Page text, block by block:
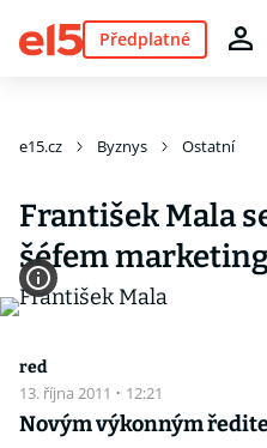
Předplatné
e15.cz Byznys Ostatní
František Mala
šéfem
red
13. října 2011 · 12:21
Novým výkonným